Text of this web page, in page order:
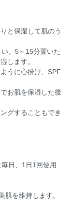
と保湿して肌のう
。5～15分置いた
します。
うに心掛け、SPF
お肌を保湿した後
グすることもでき
日、1日1回使用
肌を維持します。